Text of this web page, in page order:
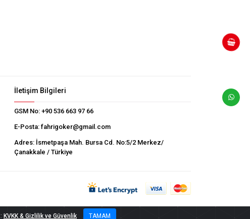
İletişim Bilgileri
GSM No: +90 536 663 97 66
E-Posta: fahrigoker@gmail.com
Adres: İsmetpaşa Mah. Bursa Cd. No:5/2 Merkez/
Çanakkale / Türkiye
KVKK & Gizlilik ve Güvenlik TAMAM